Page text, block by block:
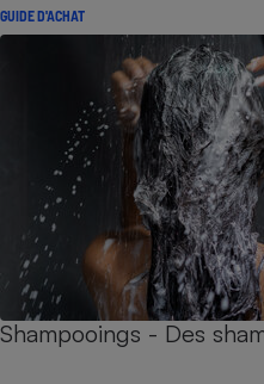
GUIDE D'ACHAT
Shampooings - Des